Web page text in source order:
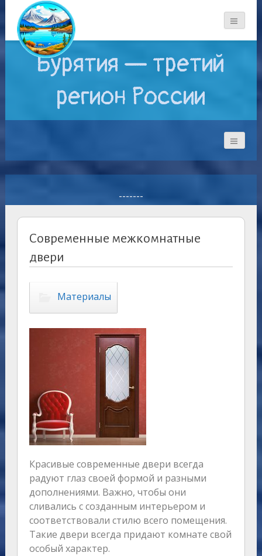
Бурятия — третий
регион России
-------
Современные межкомнатные
двери
Материалы
Красивые современные двери всегда
радуют глаз своей формой и разными
дополнениями. Важно, чтобы они
сливались с созданным интерьером и
соответствовали стилю всего помещения.
Такие двери всегда придают комнате свой
особый характер.